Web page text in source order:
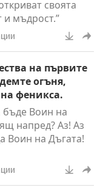
бяло биволче.
своята
и мъдрост.”
на първите
огъня,
феникса.
бъде Воин на
напред? Аз! Аз
Воин на Дъгата!